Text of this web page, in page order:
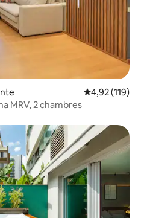
Note
4,92 (119)
MRV, 2 chambres